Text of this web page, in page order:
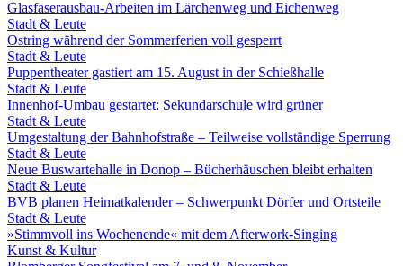
Glasfaserausbau-Arbeiten im Lärchenweg und Eichenweg
Stadt & Leute
Ostring während der Sommerferien voll gesperrt
Stadt & Leute
Puppentheater gastiert am 15. August in der Schießhalle
Stadt & Leute
Innenhof-Umbau gestartet: Sekundarschule wird grüner
Stadt & Leute
Umgestaltung der Bahnhofstraße – Teilweise vollständige Sperrung
Stadt & Leute
Neue Buswartehalle in Donop – Bücherhäuschen bleibt erhalten
Stadt & Leute
BVB planen Heimatkalender – Schwerpunkt Dörfer und Ortsteile
Stadt & Leute
»Stimmvoll ins Wochenende« mit dem Afterwork-Singing
Kunst & Kultur